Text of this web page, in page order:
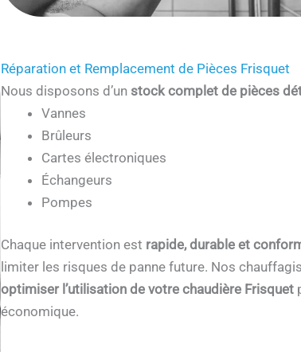
Réparation et Remplacement de Pièces Frisquet
Nous disposons d’un stock complet de pièces
Vannes
Brûleurs
Cartes électroniques
Échangeurs
Pompes
Chaque intervention est rapide, durable et
limiter les risques de panne future. Nos
optimiser l’utilisation de votre chaudière Frisquet
économique.